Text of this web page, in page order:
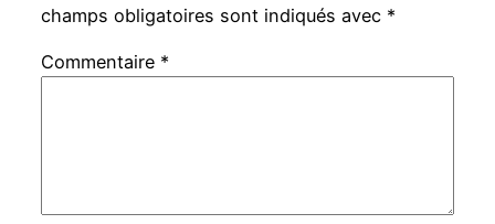
champs obligatoires sont indiqués avec *
Commentaire *